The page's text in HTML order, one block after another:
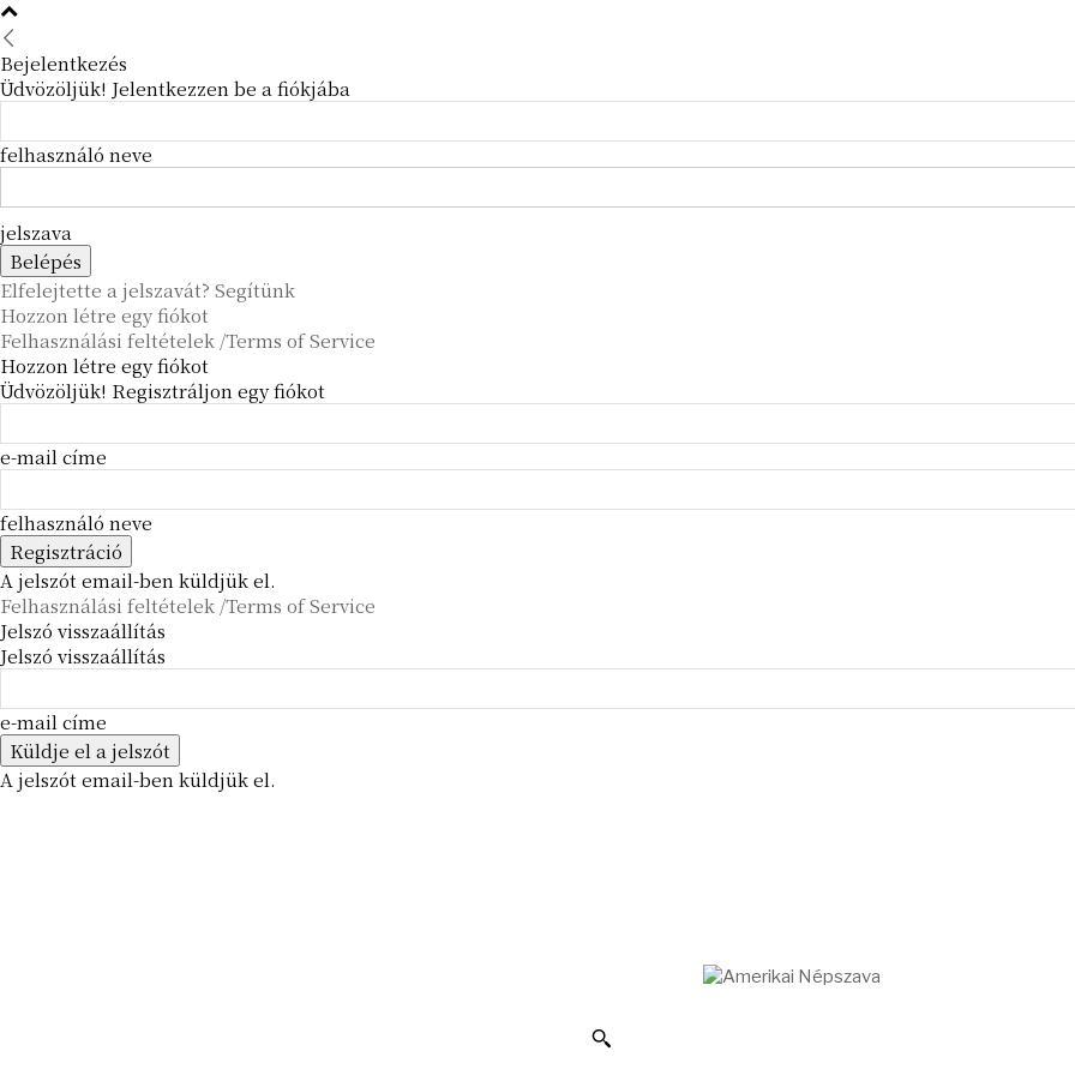
Bejelentkezés
Üdvözöljük! Jelentkezzen be a fiókjába
felhasználó neve
jelszava
Elfelejtette a jelszavát? Segítünk
Hozzon létre egy fiókot
Felhasználási feltételek /Terms of Service
Hozzon létre egy fiókot
Üdvözöljük! Regisztráljon egy fiókot
e-mail címe
felhasználó neve
A jelszót email-ben küldjük el.
Felhasználási feltételek /Terms of Service
Jelszó visszaállítás
Jelszó visszaállítás
e-mail címe
A jelszót email-ben küldjük el.